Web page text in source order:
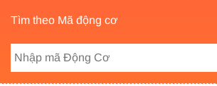
Tìm theo Mã động cơ